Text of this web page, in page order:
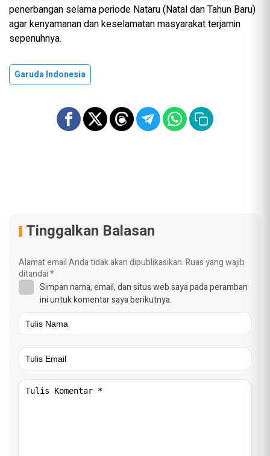
penerbangan selama periode Nataru (Natal dan Tahun Baru)
agar kenyamanan dan keselamatan masyarakat terjamin
sepenuhnya.
Garuda Indonesia
Tinggalkan Balasan
Alamat email Anda tidak akan dipublikasikan.Ruas yang wajib
ditandai*
Simpan nama, email, dan situs web saya pada peramban
ini untuk komentar saya berikutnya.